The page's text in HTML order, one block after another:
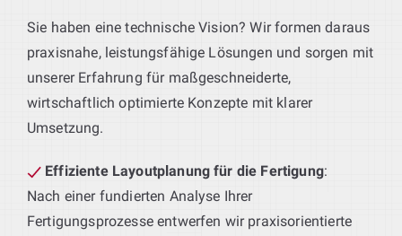
Sie haben eine technische Vision? Wir formen daraus
praxisnahe, leistungsfähige Lösungen und sorgen mit
unserer Erfahrung für maßgeschneiderte,
wirtschaftlich optimierte Konzepte mit klarer
Umsetzung.
Effiziente Layoutplanung für die Fertigung:
Nach einer fundierten Analyse Ihrer
Fertigungsprozesse entwerfen wir praxisorientierte